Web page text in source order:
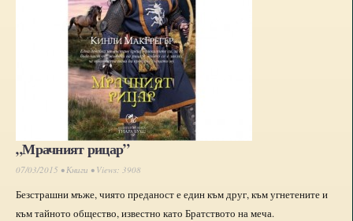
„Мрачният рицар”
07/03/2015 •Книги • Views: 3908
Безстрашни мъже, чиято преданост е един към друг, към угнетените и
към тайното общество, известно като Братството на меча.